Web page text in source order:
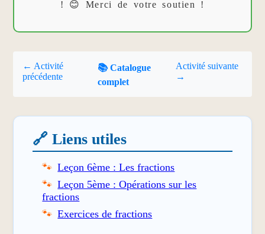
! 😊 Merci de votre soutien !
← Activité
précédente
📚 Catalogue
complet
Activité suivante
→
🔗 Liens utiles
Leçon 6ème : Les fractions
Leçon 5ème : Opérations sur les
fractions
Exercices de fractions